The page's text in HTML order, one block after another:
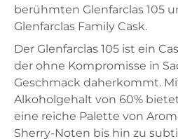
berühmten Glenfarclas 105
Glenfarclas Family Cask.
Der Glenfarclas 105 ist ein
der ohne Kompromisse in
Geschmack daherkommt.
Alkoholgehalt von 60%
eine reiche Palette von
Sherry-Noten bis hin zu